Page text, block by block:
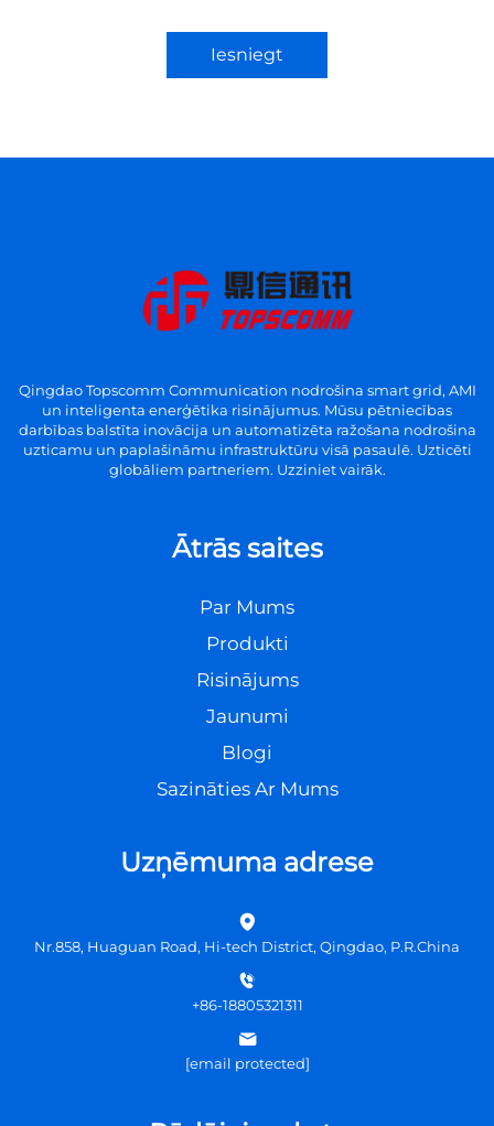
Iesniegt
Qingdao Topscomm Communication nodrošina smart grid, AMI
un inteligenta enerģētika risinājumus. Mūsu pētniecības
darbības balstīta inovācija un automatizēta ražošana nodrošina
uzticamu un paplašināmu infrastruktūru visā pasaulē. Uzticēti
globāliem partneriem. Uzziniet vairāk.
Ātrās saites
Par Mums
Produkti
Risinājums
Jaunumi
Blogi
Sazināties Ar Mums
Uzņēmuma adrese
Nr.858, Huaguan Road, Hi-tech District, Qingdao, P.R.China
+86-18805321311
[email protected]